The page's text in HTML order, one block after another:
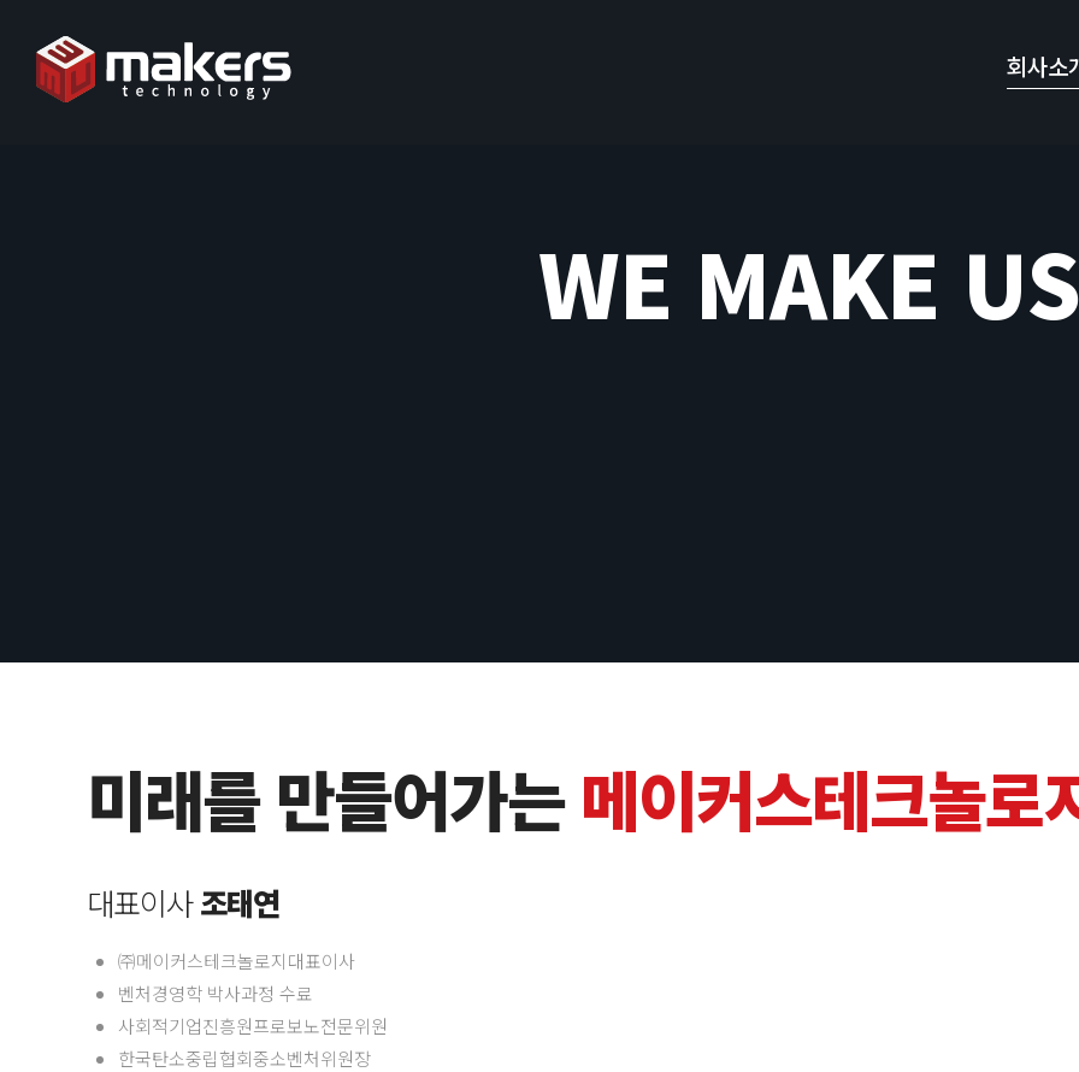
회사소
WE MAKE US
미래를 만들어가는메이커스테크놀로
대표이사조태연
㈜메이커스테크놀로지대표이사
벤처경영학 박사과정 수료
사회적기업진흥원프로보노전문위원
한국탄소중립협회중소벤처위원장